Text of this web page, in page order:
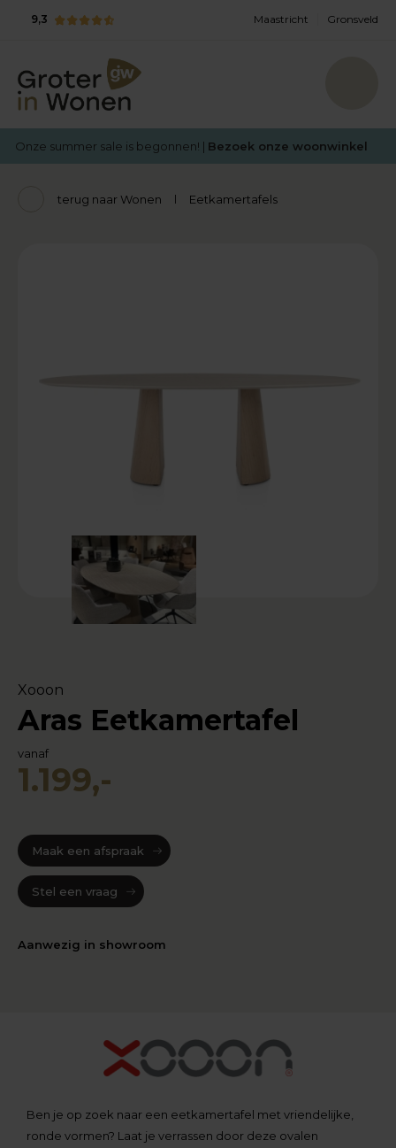
9,3 Maastricht Gronsveld
Onze summer sale is begonnen! | Bezoek onze woonwinkel
terug naar Wonen Eetkamertafels
Xooon
Aras Eetkamertafel
vanaf
1.199,-
Maak een afspraak
Stel een vraag
Aanwezig in showroom
Ben je op zoek naar een eetkamertafel met vriendelijke,
ronde vormen? Laat je verrassen door deze ovalen